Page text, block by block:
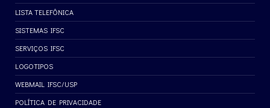
LISTA TELEFÔNICA
SISTEMAS IFSC
SERVIÇOS IFSC
LOGOTIPOS
WEBMAIL IFSC/USP
POLÍTICA DE PRIVACIDADE